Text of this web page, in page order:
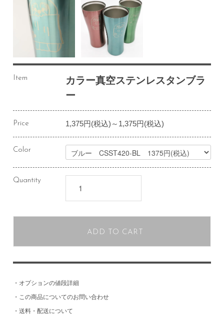
Item
カラー真空ステンレスタンブラ
ー
Price 1,375円(税込)～1,375円(税込)
Color
Quantity
ADD TO CART
・ オプションの値段詳細
・ この商品についてのお問い合わせ
・ 送料・配送について